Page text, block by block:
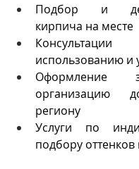
Подбор и
кирпича на месте
использованию и
Оформление
организацию
региону
Услуги по
подбору оттенков